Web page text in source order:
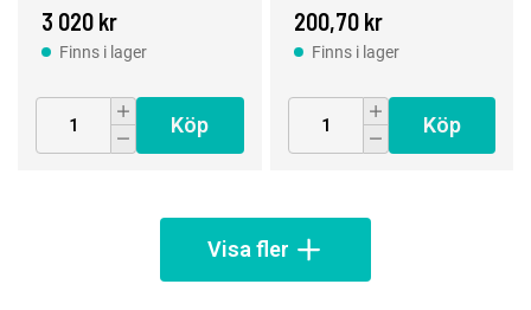
3 020 kr
Finns i lager
Köp
200,70 kr
Finns i lager
Köp
Visa fler